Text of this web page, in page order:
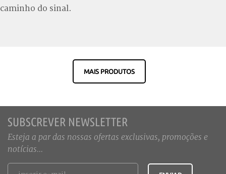
caminho do sinal.
MAIS PRODUTOS
SUBSCREVER NEWSLETTER
Esteja a par das nossas ofertas exclusivas, promoções e
notícias...